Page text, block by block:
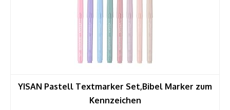
YISAN Pastell Textmarker Set,Bibel Marker zum
Kennzeichen